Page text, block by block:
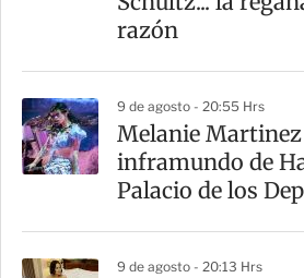
razón
9 de agosto - 20:55 Hrs
Melanie
inframundo de
Palacio de los
9 de agosto - 20:13 Hrs